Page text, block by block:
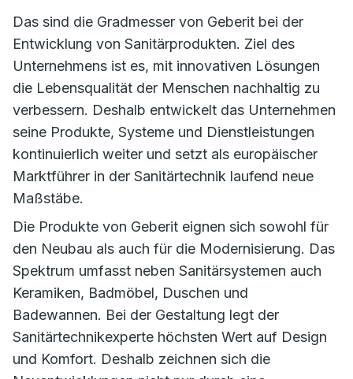
Das sind die Gradmesser von Geberit bei der
Entwicklung von Sanitärprodukten. Ziel des
Unternehmens ist es, mit innovativen Lösungen
die Lebensqualität der Menschen nachhaltig zu
verbessern. Deshalb entwickelt das Unternehmen
seine Produkte, Systeme und Dienstleistungen
kontinuierlich weiter und setzt als europäischer
Marktführer in der Sanitärtechnik laufend neue
Maßstäbe.
Die Produkte von Geberit eignen sich sowohl für
den Neubau als auch für die Modernisierung. Das
Spektrum umfasst neben Sanitärsystemen auch
Keramiken, Badmöbel, Duschen und
Badewannen. Bei der Gestaltung legt der
Sanitärtechnikexperte höchsten Wert auf Design
und Komfort. Deshalb zeichnen sich die